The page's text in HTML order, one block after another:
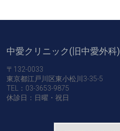
中愛クリニック(旧中愛外科)
〒132-0033
東京都江戸川区東小松川3-35-5
TEL：03-3653-9875
休診日：日曜・祝日